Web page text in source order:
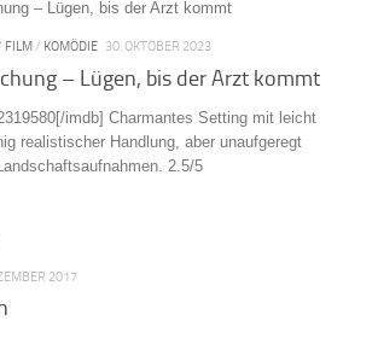
FILM/ KOMÖDIE 30. OKTOBER 2023
– Lügen, bis der Arzt kommt
imdb] Charmantes Setting mit leicht
realistischer Handlung, aber unaufgeregt
2.5/5
2017